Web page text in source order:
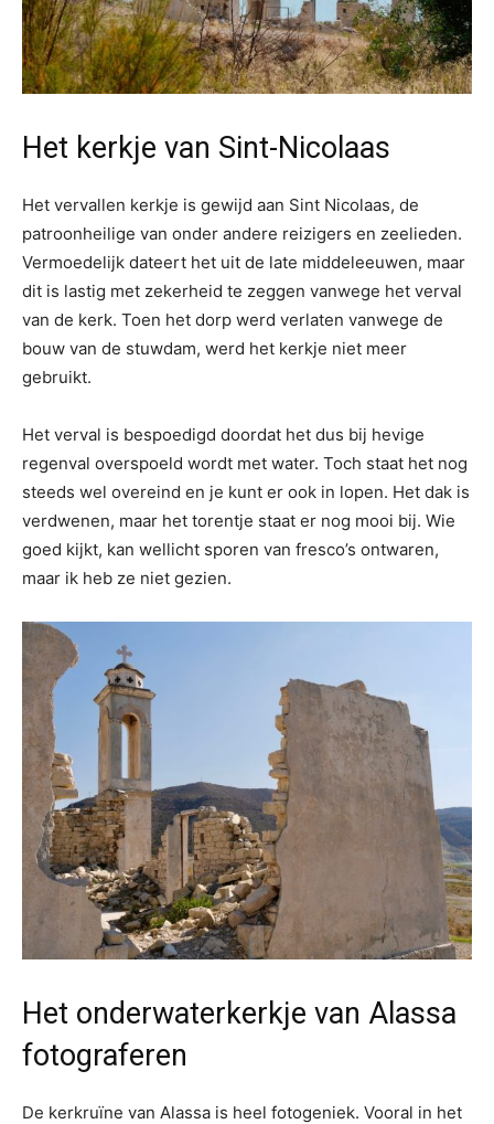
Het kerkje van Sint-Nicolaas
Het vervallen kerkje is gewijd aan Sint Nicolaas, de
patroonheilige van onder andere reizigers en zeelieden.
Vermoedelijk dateert het uit de late middeleeuwen, maar
dit is lastig met zekerheid te zeggen vanwege het verval
van de kerk. Toen het dorp werd verlaten vanwege de
bouw van de stuwdam, werd het kerkje niet meer
gebruikt.
Het verval is bespoedigd doordat het dus bij hevige
regenval overspoeld wordt met water. Toch staat het nog
steeds wel overeind en je kunt er ook in lopen. Het dak is
verdwenen, maar het torentje staat er nog mooi bij. Wie
goed kijkt, kan wellicht sporen van fresco’s ontwaren,
maar ik heb ze niet gezien.
Het onderwaterkerkje van Alassa
fotograferen
De kerkruïne van Alassa is heel fotogeniek. Vooral in het